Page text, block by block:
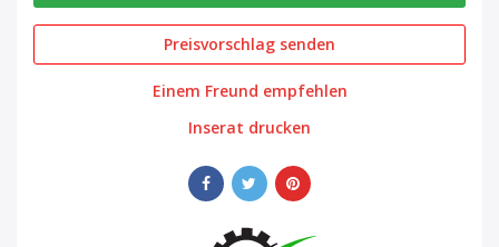
Preisvorschlag senden
Einem Freund empfehlen
Inserat drucken